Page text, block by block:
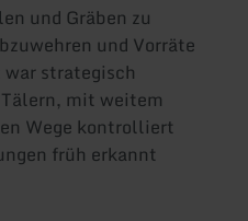
und Gräben zu
und Vorräte
strategisch
mit weitem
Wege kontrolliert
früh erkannt